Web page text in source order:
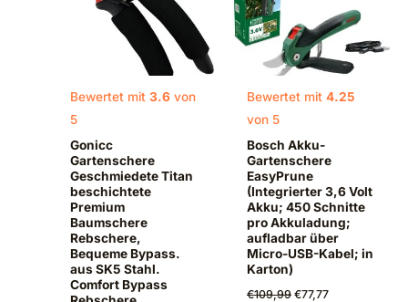
Bewertet mit3.6 von
5
Gonicc
Gartenschere
Geschmiedete Titan
beschichtete
Premium
Baumschere
Rebschere,
Bequeme Bypass.
aus SK5 Stahl.
Comfort Bypass
Bewertet mit 4.25
von 5
Bosch Akku-
Gartenschere
EasyPrune
(Integrierter 3,6 Volt
Akku; 450 Schnitte
pro Akkuladung;
aufladbar über
Micro-USB-Kabel; in
Karton)
€109,99 €77,77